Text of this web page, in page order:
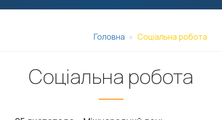
X
Головна Соціальна робота
Соціальна робота